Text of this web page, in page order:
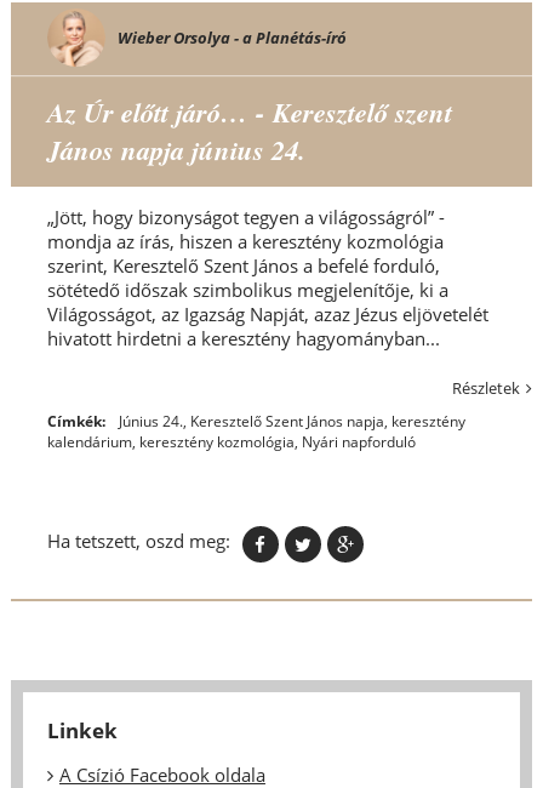
Wieber Orsolya - a Planétás-író
Az Úr előtt járó… - Keresztelő szent
János napja június 24.
„Jött, hogy bizonyságot tegyen a világosságról” -
mondja az írás, hiszen a keresztény kozmológia
szerint, Keresztelő Szent János a befelé forduló,
sötétedő időszak szimbolikus megjelenítője, ki a
Világosságot, az Igazság Napját, azaz Jézus eljövetelét
hivatott hirdetni a keresztény hagyományban...
Részletek
Címkék: Június 24., Keresztelő Szent János napja, keresztény
kalendárium, keresztény kozmológia, Nyári napforduló
Ha tetszett, oszd meg:
Linkek
A Csízió Facebook oldala